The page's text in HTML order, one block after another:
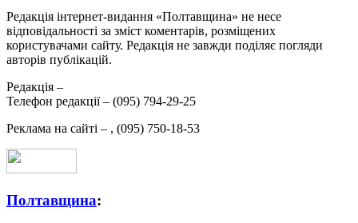
Редакція інтернет-видання «Полтавщина» не несе
відповідальності за зміст коментарів, розміщених
користувачами сайту. Редакція не завжди поділяє погляди
авторів публікацій.
Редакція –
Телефон редакції – (095) 794-29-25
Реклама на сайті – , (095) 750-18-53
Полтавщина: